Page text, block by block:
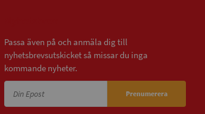
Passa även på och anmäla dig till
nyhetsbrevsutskicket så missar du inga
kommande nyheter.
Prenumerera